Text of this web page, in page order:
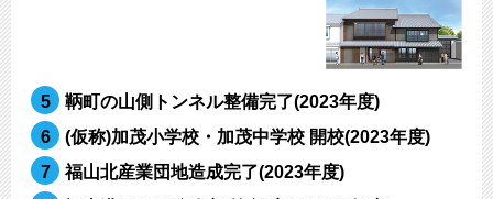
5
鞆町の山側トンネル整備完了(2023年度)
6
(仮称)加茂小学校・加茂中学校 開校(2023年度)
7
福山北産業団地造成完了(2023年度)